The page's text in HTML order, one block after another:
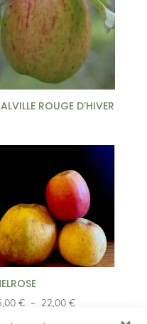
ROUGE D’HIVER
€ – 22,00€Plage